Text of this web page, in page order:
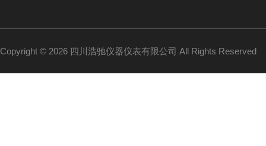
Copyright © 2026 四川浩驰仪器仪表有限公司 All Rights Reserved